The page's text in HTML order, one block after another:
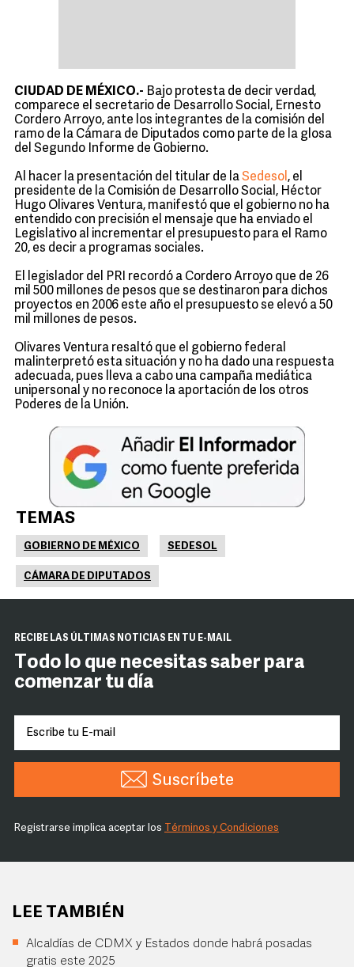
CIUDAD DE MÉXICO.- Bajo protesta de decir verdad,
comparece el secretario de Desarrollo Social, Ernesto
Cordero Arroyo, ante los integrantes de la comisión del
ramo de la Cámara de Diputados como parte de la glosa
del Segundo Informe de Gobierno.
Al hacer la presentación del titular de laSedesol , el
presidente de la Comisión de Desarrollo Social, Héctor
Hugo Olivares Ventura, manifestó que el gobierno no ha
entendido con precisión el mensaje que ha enviado el
Legislativo al incrementar el presupuesto para el Ramo
20, es decir a programas sociales.
El legislador del PRI recordó a Cordero Arroyo que de 26
mil 500 millones de pesos que se destinaron para dichos
proyectos en 2006 este año el presupuesto se elevó a 50
mil millones de pesos.
Olivares Ventura resaltó que el gobierno federal
malinterpretó esta situación y no ha dado una respuesta
adecuada, pues lleva a cabo una campaña mediática
unipersonal y no reconoce la aportación de los otros
Poderes de la Unión.
TEMAS
GOBIERNO DE MÉXICO SEDESOL
CÁMARA DE DIPUTADOS
RECIBE LAS ÚLTIMAS NOTICIAS EN TU E-MAIL
Todo lo que necesitas saber para
comenzar tu día
Suscríbete
Registrarse implica aceptar los Términos y Condiciones
LEE TAMBIÉN
Alcaldías de CDMX y Estados donde habrá posadas
gratis este 2025